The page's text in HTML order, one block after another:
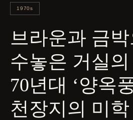
1970s
브라운과 금
수놓은 거실
70년대 ‘양옥
천장지의 미학